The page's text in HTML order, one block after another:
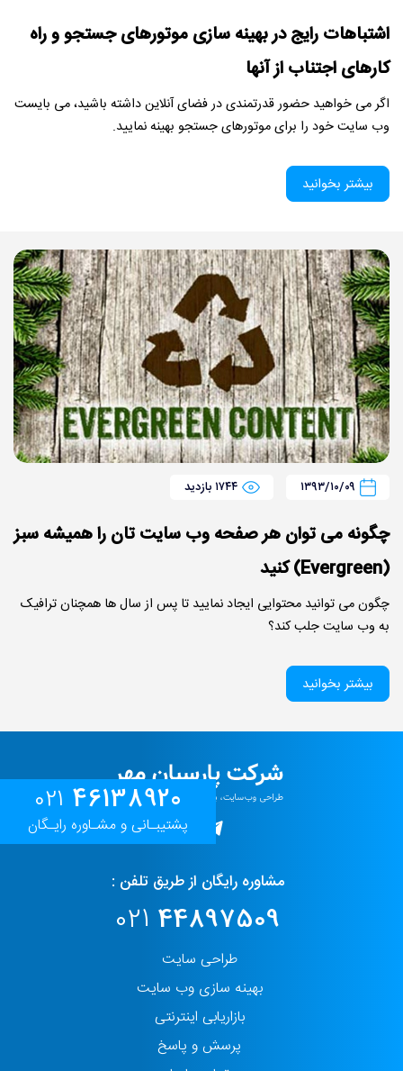
021 46138920
پشتیبـانی و مشـاوره رایـگان
اشتباهات رایج در بهینه سازی موتورهای جستجو و راه
کارهای اجتناب از آنها
اگر می خواهید حضور قدرتمندی در فضای آنلاین داشته باشید، می بایست
وب سایت خود را برای موتورهای جستجو بهینه نمایید.
بیشتر بخوانید
۱۳۹۳/۱۰/۰۹ ۱۷۴۴ بازدید
چگونه می توان هر صفحه وب سایت تان را همیشه سبز
(Evergreen) کنید
چگون می توانید محتوایی ایجاد نمایید تا پس از سال ها همچنان ترافیک
به وب سایت جلب کند؟
بیشتر بخوانید
مشاوره رایگان از طریق تلفن :
021 44897509
طراحی سایت
بهینه سازی وب سایت
بازاریابی اینترنتی
پرسش و پاسخ